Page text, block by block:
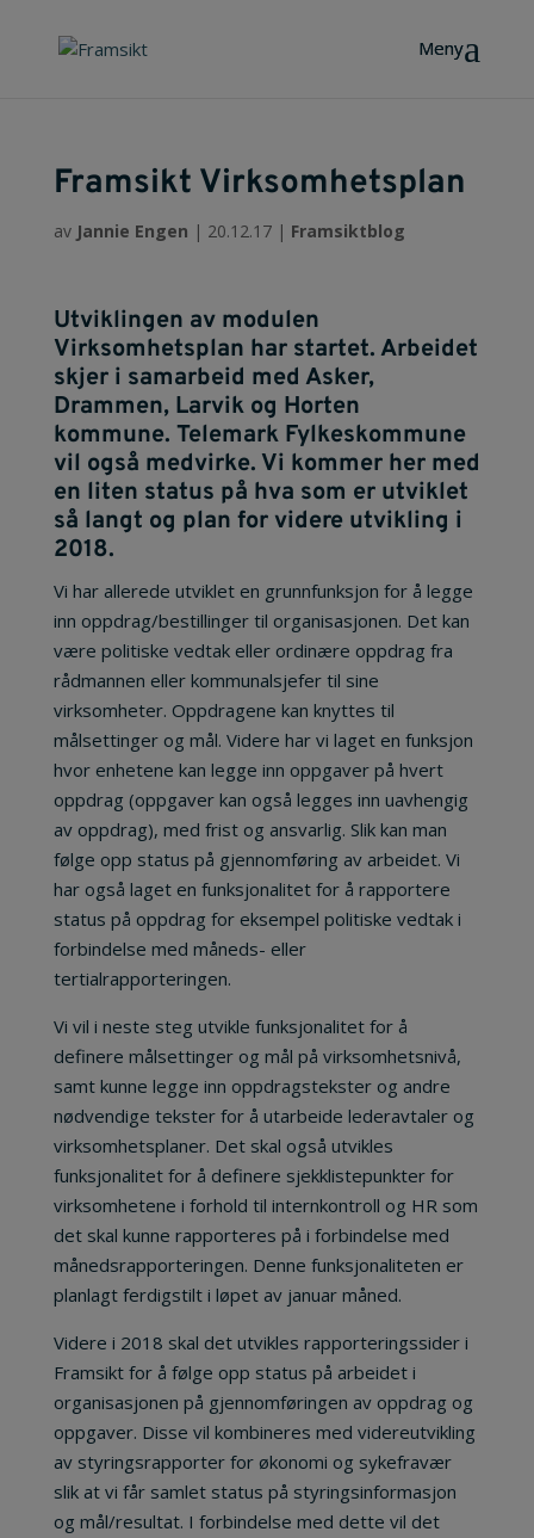
Framsikt Virksomhetsplan
av Jannie Engen | 20.12.17| Framsiktblog
Utviklingen av modulen
Virksomhetsplan har startet. Arbeidet
skjer i samarbeid med Asker,
Drammen, Larvik og Horten
kommune. Telemark Fylkeskommune
vil også medvirke. Vi kommer her med
en liten status på hva som er utviklet
så langt og plan for videre utvikling i
2018.
Vi har allerede utviklet en grunnfunksjon for å legge
inn oppdrag/bestillinger til organisasjonen. Det kan
være politiske vedtak eller ordinære oppdrag fra
rådmannen eller kommunalsjefer til sine
virksomheter. Oppdragene kan knyttes til
målsettinger og mål. Videre har vi laget en funksjon
hvor enhetene kan legge inn oppgaver på hvert
oppdrag (oppgaver kan også legges inn uavhengig
av oppdrag), med frist og ansvarlig. Slik kan man
følge opp status på gjennomføring av arbeidet. Vi
har også laget en funksjonalitet for å rapportere
status på oppdrag for eksempel politiske vedtak i
forbindelse med måneds- eller
tertialrapporteringen.
Vi vil i neste steg utvikle funksjonalitet for å
definere målsettinger og mål på virksomhetsnivå,
samt kunne legge inn oppdragstekster og andre
nødvendige tekster for å utarbeide lederavtaler og
virksomhetsplaner. Det skal også utvikles
funksjonalitet for å definere sjekklistepunkter for
virksomhetene i forhold til internkontroll og HR som
det skal kunne rapporteres på i forbindelse med
månedsrapporteringen. Denne funksjonaliteten er
planlagt ferdigstilt i løpet av januar måned.
Videre i 2018 skal det utvikles rapporteringssider i
Framsikt for å følge opp status på arbeidet i
organisasjonen på gjennomføringen av oppdrag og
oppgaver. Disse vil kombineres med videreutvikling
av styringsrapporter for økonomi og sykefravær
slik at vi får samlet status på styringsinformasjon
og mål/resultat. I forbindelse med dette vil det